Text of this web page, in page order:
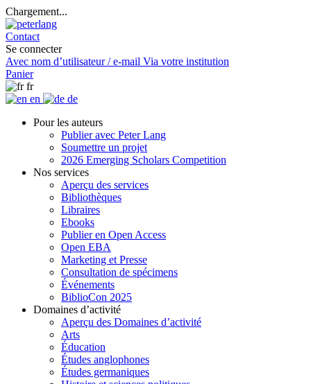
Chargement...
Contact
Se connecter
Avec nom d’utilisateur / e-mail Via votre institution
Panier
fr
en
de
Pour les auteurs
Publier avec Peter Lang
Soumettre un projet
2026 Emerging Scholars Competition
Nos services
Aperçu des services
Bibliothèques
Libraires
Ebooks
Publier en Open Access
Open EBA
Marketing et Presse
Consultation de spécimens
Événements
BiblioCon 2025
Domaines d’activité
Aperçu des Domaines d’activité
Arts
Éducation
Études anglophones
Études germaniques